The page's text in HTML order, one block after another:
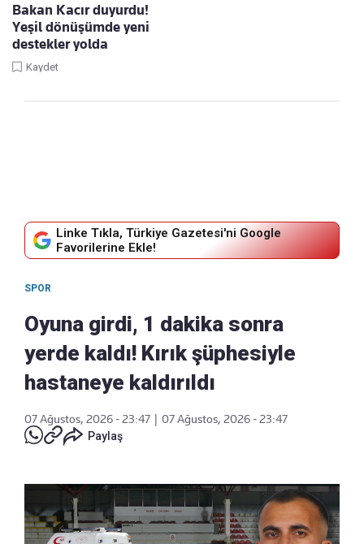
Bakan Kacır duyurdu!
Yeşil dönüşümde yeni
destekler yolda
Kaydet
Linke Tıkla, Türkiye Gazetesi'ni Google
Favorilerine Ekle!
SPOR
Oyuna girdi, 1 dakika sonra
yerde kaldı! Kırık şüphesiyle
hastaneye kaldırıldı
07 Ağustos, 2026 - 23:47 | 07 Ağustos, 2026 - 23:47
Paylaş